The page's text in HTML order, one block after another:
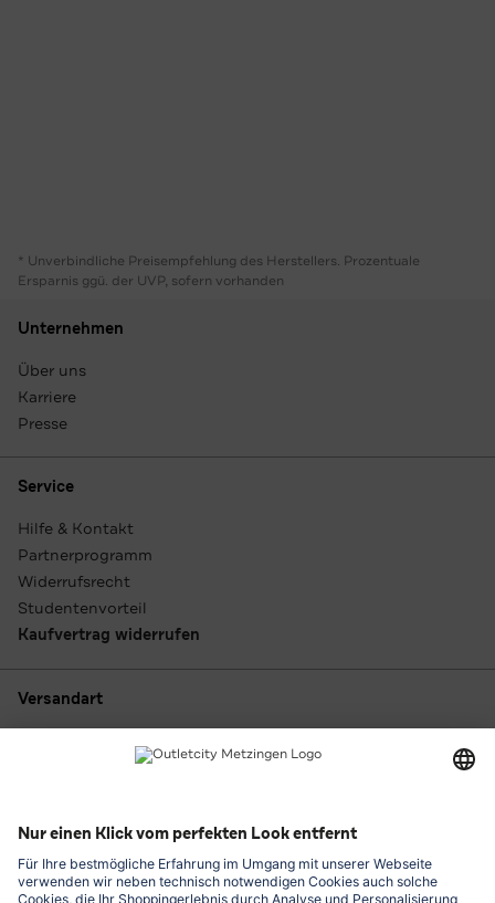
* Unverbindliche Preisempfehlung des Herstellers. Prozentuale
Ersparnis ggü. der UVP, sofern vorhanden
Unternehmen
Über uns
Karriere
Presse
Service
Hilfe & Kontakt
Partnerprogramm
Widerrufsrecht
Studentenvorteil
Kaufvertrag widerrufen
Versandart